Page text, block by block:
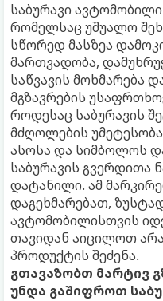
საბურავი
რომელსაც უშუალო
სწორედ მასზეა
მართვადობა,
საწვავის მოხმარება
მგზავრების
როდესაც საბურავის
მძღოლების უმეტესობა
ასოსა და სიმბოლოს
საბურავის გვერდითა
დატანილი. ამ
დაგეხმარებათ,
ავტომობილისთვის
თავიდან აიცილოთ
პროდუქტის შეძენა.
გთავაზობთ მარტივ
უნდა გაშიფროთ